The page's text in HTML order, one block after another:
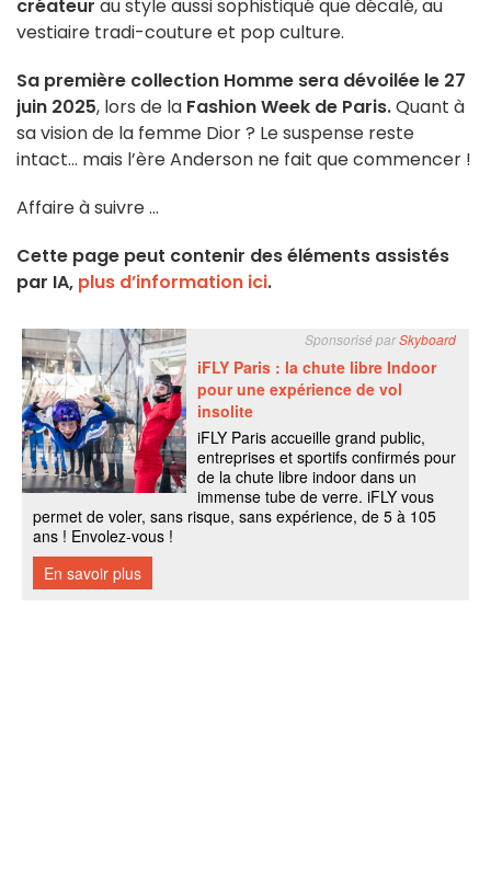
créateur au style aussi sophistiqué que décalé, au
vestiaire tradi-couture et pop culture.
Sa première collection Homme sera dévoilée le 27
juin 2025, lors de la Fashion Week de Paris.Quant à
sa vision de la femme Dior ? Le suspense reste
intact… mais l’ère Anderson ne fait que commencer !
Affaire à suivre ...
Cette page peut contenir des éléments assistés
par IA, plus d’information ici.